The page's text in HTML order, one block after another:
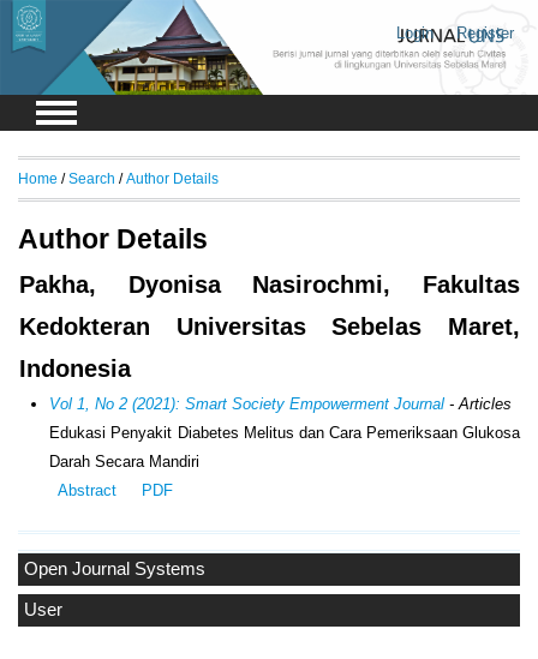
Login Register
Open Journal Systems
User
Home /Search /Author Details
Author Details
Pakha, Dyonisa Nasirochmi, Fakultas
Kedokteran Universitas Sebelas Maret,
Indonesia
Vol 1, No 2 (2021): Smart Society Empowerment Journal - Articles
Edukasi Penyakit Diabetes Melitus dan Cara Pemeriksaan Glukosa
Darah Secara Mandiri
Abstract
PDF